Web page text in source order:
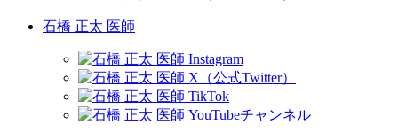
石橋 正太 医師